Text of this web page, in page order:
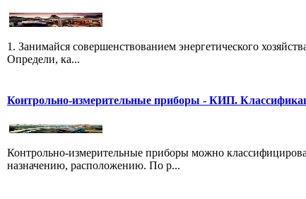
1. Занимайся совершенствованием энергетического
Определи, ка...
Контрольно-измерительные приборы - КИП.
Контрольно-измерительные приборы можно
назначению, расположению. По р...